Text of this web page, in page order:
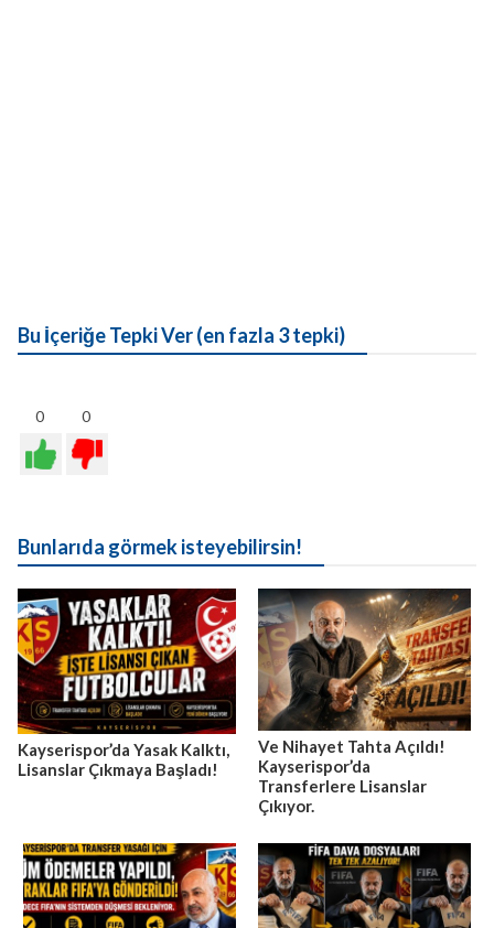
Bu İçeriğe Tepki Ver (en fazla 3 tepki)
0 0
Bunlarıda görmek isteyebilirsin!
Kayserispor’da Yasak Kalktı,
Lisanslar Çıkmaya Başladı!
Ve Nihayet Tahta Açıldı!
Kayserispor’da
Transferlere Lisanslar
Çıkıyor.